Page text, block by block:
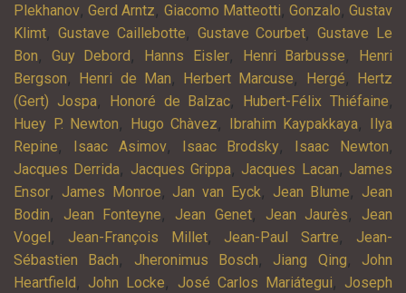
Plekhanov,Gerd Arntz, Giacomo Matteotti, Gonzalo,Gustav
Klimt, Gustave Caillebotte, Gustave Courbet,Gustave Le
Bon, Guy Debord , Hanns Eisler, Henri Barbusse,
Henri
Bergson, Henri de Man, Herbert Marcuse, Hergé,
Hertz
(Gert) Jospa, Honoré de Balzac, Hubert-Félix Thiéfaine,
Huey P. Newton, Hugo Chàvez, Ibrahim Kaypakkaya,
Ilya
Repine, Isaac Asimov, Isaac Brodsky, Isaac Newton,
Jacques Derrida, Jacques Grippa, Jacques Lacan, James
Ensor, James Monroe, Jan van Eyck, Jean Blume, Jean
Bodin, Jean Fonteyne, Jean Genet, Jean Jaurès, Jean
Vogel , Jean-François Millet, Jean-Paul Sartre, Jean-
Sébastien Bach, Jheronimus Bosch, Jiang Qing, John
Heartfield , John Locke, José Carlos Mariátegui, Joseph